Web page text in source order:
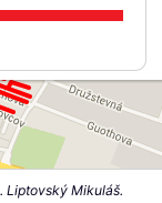
Liptovský Mikuláš.